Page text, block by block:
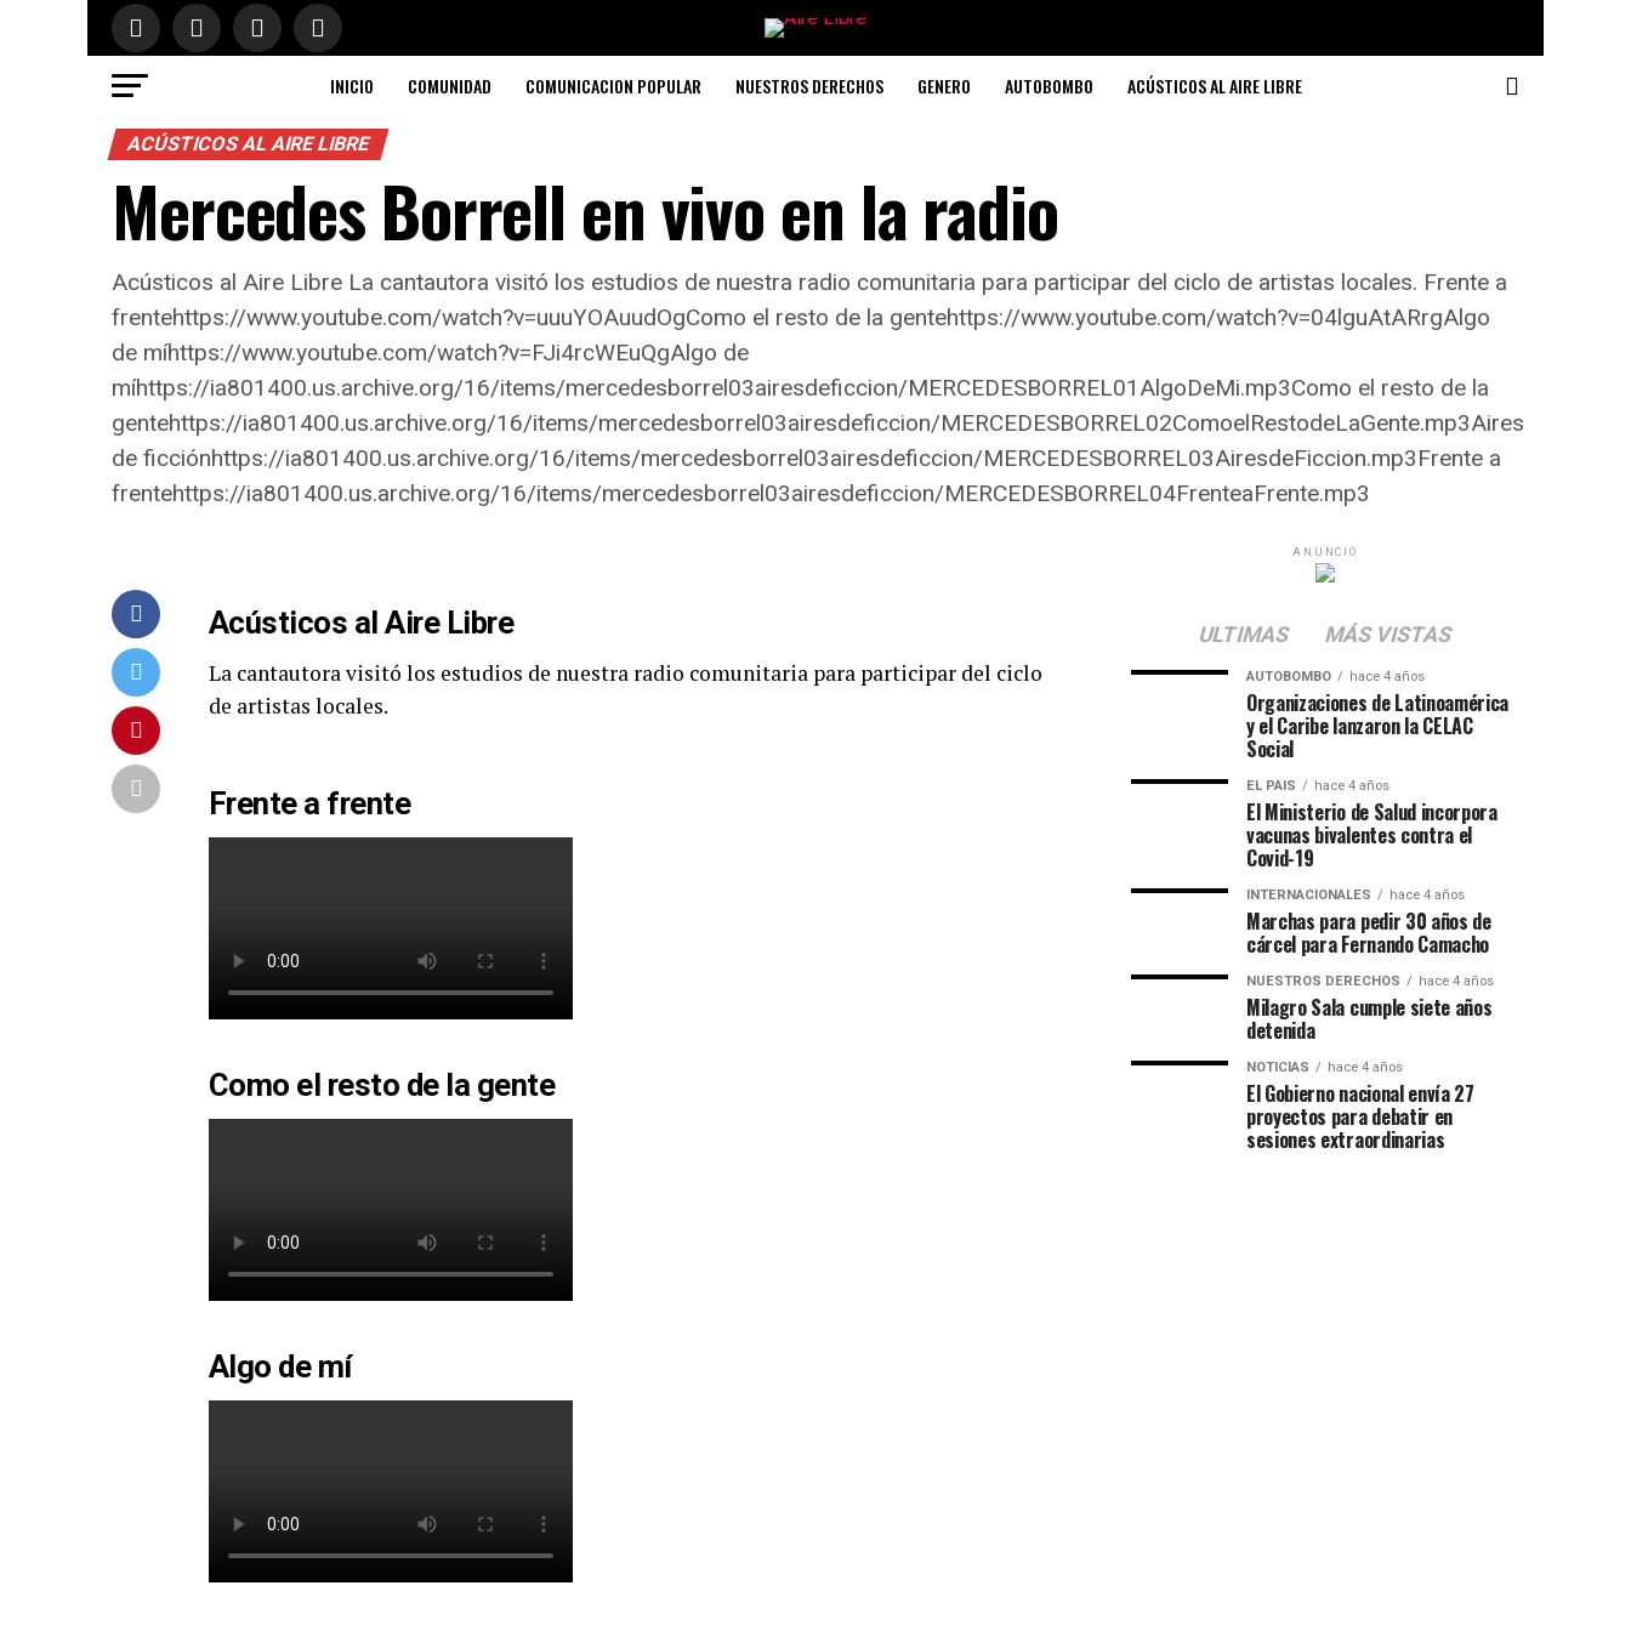
INICIO COMUNIDAD COMUNICACION POPULAR NUESTROS DERECHOS GENERO AUTOBOMBO ACÚSTICOS AL AIRE LIBRE
ACÚSTICOS AL AIRE LIBRE
Mercedes Borrell en vivo en la radio
Acústicos al Aire Libre La cantautora visitó los estudios de nuestra radio comunitaria para participar del ciclo de artistas locales. Frente a
frentehttps://www.youtube.com/watch?v=uuuYOAuudOgComo el resto de la gentehttps://www.youtube.com/watch?v=04lguAtARrgAlgo
de míhttps://www.youtube.com/watch?v=FJi4rcWEuQgAlgo de
míhttps://ia801400.us.archive.org/16/items/mercedesborrel03airesdeficcion/MERCEDESBORREL01AlgoDeMi.mp3Como el resto de la
gentehttps://ia801400.us.archive.org/16/items/mercedesborrel03airesdeficcion/MERCEDESBORREL02ComoelRestodeLaGente.mp3Aires
de ficciónhttps://ia801400.us.archive.org/16/items/mercedesborrel03airesdeficcion/MERCEDESBORREL03AiresdeFiccion.mp3Frente a
frentehttps://ia801400.us.archive.org/16/items/mercedesborrel03airesdeficcion/MERCEDESBORREL04FrenteaFrente.mp3
Acústicos al Aire Libre
La cantautora visitó los estudios de nuestra radio comunitaria para participar del ciclo
de artistas locales.
Frente a frente
Como el resto de la gente
Algo de mí
ANUNCIO
ULTIMAS MÁS VISTAS
AUTOBOMBO hace 4 años
Organizaciones de Latinoamérica
y el Caribe lanzaron la CELAC
Social
EL PAIS hace 4 años
El Ministerio de Salud incorpora
vacunas bivalentes contra el
Covid-19
INTERNACIONALES hace 4 años
Marchas para pedir 30 años de
cárcel para Fernando Camacho
NUESTROS DERECHOS hace 4 años
Milagro Sala cumple siete años
detenida
NOTICIAS hace 4 años
El Gobierno nacional envía 27
proyectos para debatir en
sesiones extraordinarias